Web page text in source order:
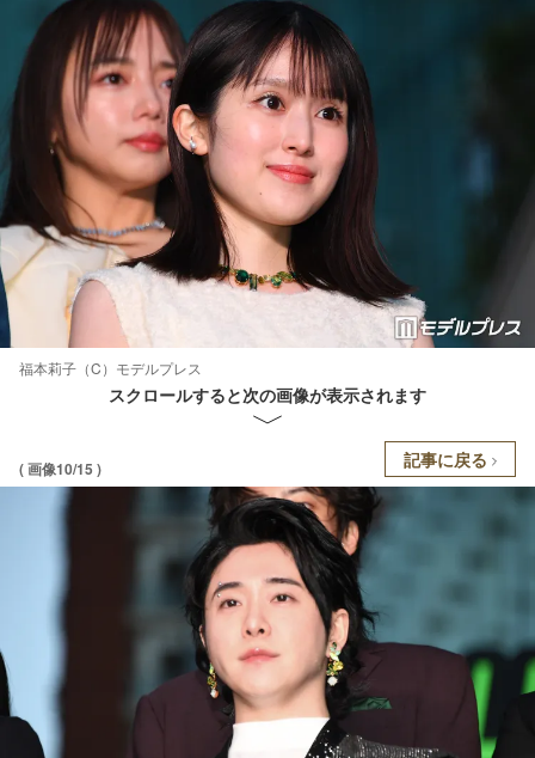
福本莉子（C）モデルプレス
スクロールすると次の画像が表示されます
( 画像10/15 ) 記事に戻る